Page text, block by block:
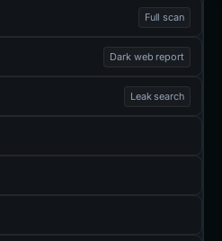
Full scan
Dark web report
Leak search